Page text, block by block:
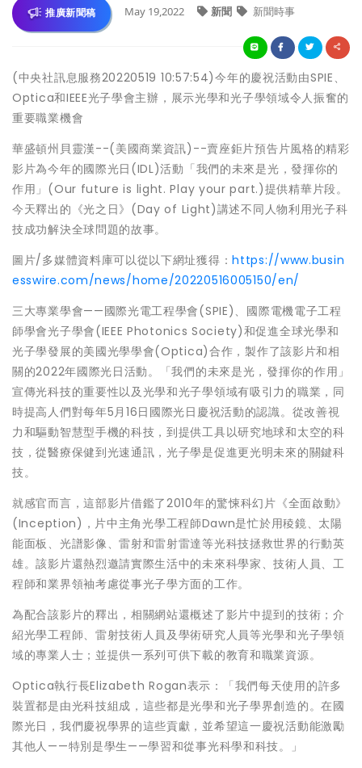
推廣新聞稿 May 19,2022 新聞 新聞時事
(中央社訊息服務20220519 10:57:54)今年的慶祝活動由SPIE、
Optica和IEEE光子學會主辦，展示光學和光子學領域令人振奮的
重要職業機會
華盛頓州貝靈漢--(美國商業資訊)--賣座鉅片預告片風格的精彩
影片為今年的國際光日(IDL)活動「我們的未來是光，發揮你的
作用」(Our future is light. Play your part.)提供精華片段。
今天釋出的《光之日》(Day of Light)講述不同人物利用光子科
技成功解決全球問題的故事。
圖片/多媒體資料庫可以從以下網址獲得：https://www.busin
esswire.com/news/home/20220516005150/en/
三大專業學會——國際光電工程學會(SPIE)、國際電機電子工程
師學會光子學會(IEEE Photonics Society)和促進全球光學和
光子學發展的美國光學學會(Optica)合作，製作了該影片和相
關的2022年國際光日活動。「我們的未來是光，發揮你的作用」
宣傳光科技的重要性以及光學和光子學領域有吸引力的職業，同
時提高人們對每年5月16日國際光日慶祝活動的認識。從改善視
力和驅動智慧型手機的科技，到提供工具以研究地球和太空的科
技，從醫療保健到光速通訊，光子學是促進更光明未來的關鍵科
技。
就感官而言，這部影片借鑑了2010年的驚悚科幻片《全面啟動》
(Inception)，片中主角光學工程師Dawn是忙於用稜鏡、太陽
能面板、光譜影像、雷射和雷射雷達等光科技拯救世界的行動英
雄。該影片還熱烈邀請實際生活中的未來科學家、技術人員、工
程師和業界領袖考慮從事光子學方面的工作。
為配合該影片的釋出，相關網站還概述了影片中提到的技術；介
紹光學工程師、雷射技術人員及學術研究人員等光學和光子學領
域的專業人士；並提供一系列可供下載的教育和職業資源。
Optica執行長Elizabeth Rogan表示：「我們每天使用的許多
裝置都是由光科技組成，這些都是光學和光子學界創造的。在國
際光日，我們慶祝學界的這些貢獻，並希望這一慶祝活動能激勵
其他人——特別是學生——學習和從事光科學和科技。」